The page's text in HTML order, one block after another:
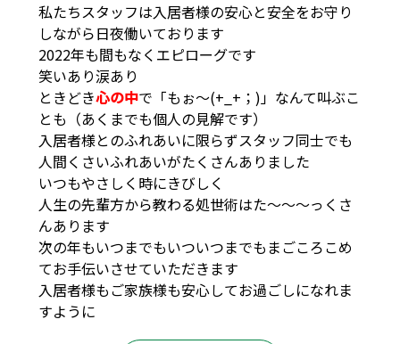
私たちスタッフは入居者様の安心と安全をお守り
しながら日夜働いております
2022年も間もなくエピローグです
笑いあり涙あり
ときどき心の中で「もぉ～(+_+；)」なんて叫ぶこ
とも（あくまでも個人の見解です）
入居者様とのふれあいに限らずスタッフ同士でも
人間くさいふれあいがたくさんありました
いつもやさしく時にきびしく
人生の先輩方から教わる処世術はた～～～っくさ
んあります
次の年もいつまでもいついつまでもまごころこめ
てお手伝いさせていただきます
入居者様もご家族様も安心してお過ごしになれま
すように